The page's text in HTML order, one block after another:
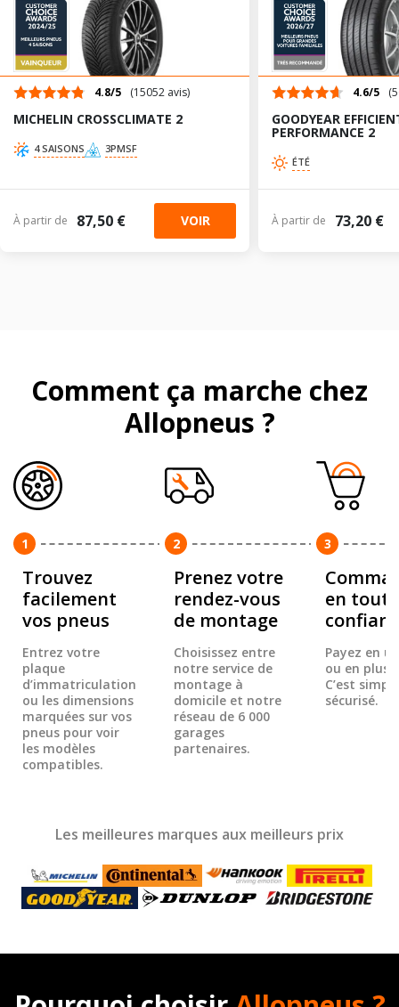
4.8/5 (15052 avis)
MICHELIN CROSSCLIMATE 2
4 SAISONS 3PMSF
À partir de 87,50 € VOIR
4.6/5
GOODYEAR
PERFORMANCE 2
ÉTÉ
À partir de 73,20 €
Comment ça marche chez
Allopneus ?
1
Trouvez
facilement
vos pneus
Entrez votre
plaque
d’immatriculation
ou les dimensions
marquées sur vos
pneus pour voir
les modèles
compatibles.
2
Prenez votre
rendez-vous
de montage
Choisissez entre
notre service de
montage à
domicile et notre
réseau de 6 000
garages
partenaires.
3
en toute
Payez en
ou en
C’est
sécurisé.
Les meilleures marques aux meilleurs prix